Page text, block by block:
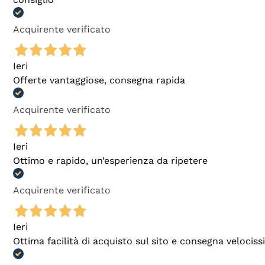
Acquirente verificato
Ieri
Offerte vantaggiose, consegna rapida
Acquirente verificato
Ieri
Ottimo e rapido, un’esperienza da ripetere
Acquirente verificato
Ieri
Ottima facilità di acquisto sul sito e consegna